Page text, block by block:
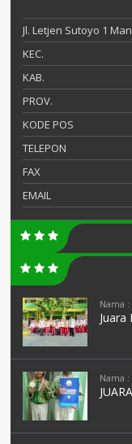
Jl. Letjen Sutoyo 1
KEC.
KAB.
PROV.
KODE POS
TELEPON
FAX
EMAIL
Nama :
Juara
Nama :